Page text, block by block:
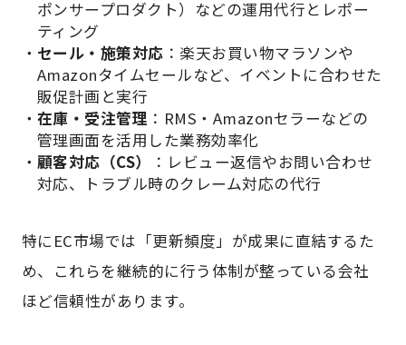
ポンサープロダクト）などの運用代行とレポー
ティング
セール・施策対応 ：楽天お買い物マラソンや
Amazonタイムセールなど、イベントに合わせた
販促計画と実行
在庫・受注管理 ：RMS・Amazonセラーなどの
管理画面を活用した業務効率化
顧客対応（CS）
：レビュー返信やお問い合わせ
対応、トラブル時のクレーム対応の代行
特にEC市場では「更新頻度」が成果に直結するた
め、これらを継続的に行う体制が整っている会社
ほど信頼性があります。